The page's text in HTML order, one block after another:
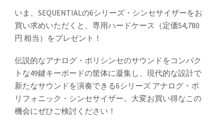
いま、SEQUENTIALの6シリーズ・シンセサイザーをお
買い求めいただくと、専用ハードケース（定価54,780
円 相当）をプレゼント！
伝説的なアナログ・ポリシンセのサウンドをコンパク
トな49鍵キーボードの筐体に凝集し、現代的な設計で
新たなサウンドを演奏できる6シリーズ アナログ・ポ
リフォニック・シンセサイザー。大変お買い得なこの
機会にぜひご検討ください！